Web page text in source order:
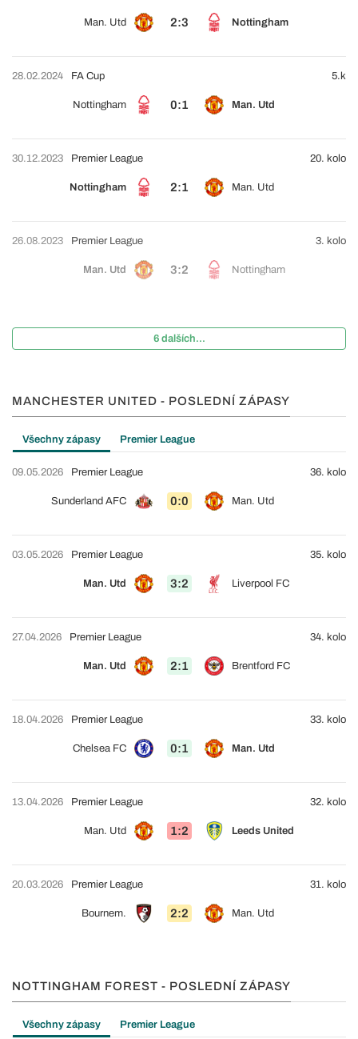
Man. Utd 2:3 Nottingham
28.02.2024
Nottingham 0:1 Man. Utd
FA Cup 5.k
30.12.2023
Nottingham 2:1 Man. Utd
Premier League 20. kolo
26.08.2023
Man. Utd 3:2 Nottingham
Premier League 3. kolo
6 dalších...
MANCHESTER UNITED - POSLEDNÍ ZÁPASY
Všechny zápasy Premier League
09.05.2026
Sunderland AFC 0:0 Man. Utd
Premier League 36. kolo
03.05.2026
Man. Utd 3:2 Liverpool FC
Premier League 35. kolo
27.04.2026
Man. Utd 2:1 Brentford FC
Premier League 34. kolo
18.04.2026
Chelsea FC 0:1 Man. Utd
Premier League 33. kolo
13.04.2026
Man. Utd 1:2 Leeds United
Premier League 32. kolo
20.03.2026
Bournem. 2:2 Man. Utd
Premier League 31. kolo
NOTTINGHAM FOREST - POSLEDNÍ ZÁPASY
Všechny zápasy Premier League